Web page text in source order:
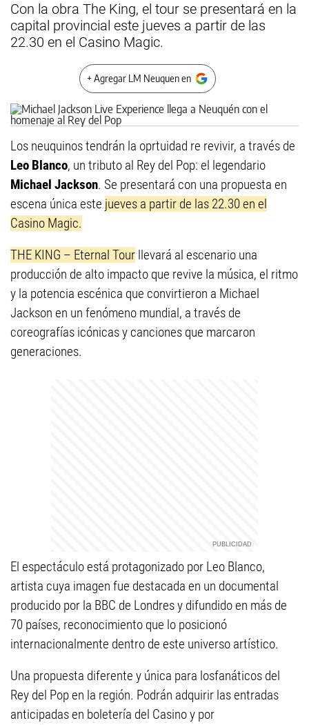
Con la obra The King, el tour se presentará en la
capital provincial este jueves a partir de las
22.30 en el Casino Magic.
+ Agregar LM Neuquen en
Los neuquinos tendrán la oprtuidad re revivir, a través de
Leo Blanco, un tributo al Rey del Pop: el legendario
Michael Jackson. Se presentará con una propuesta en
escena única este jueves a partir de las 22.30 en el
Casino Magic.
THE KING – Eternal Tour llevará al escenario una
producción de alto impacto que revive la música, el ritmo
y la potencia escénica que convirtieron a Michael
Jackson en un fenómeno mundial, a través de
coreografías icónicas y canciones que marcaron
generaciones.
El espectáculo está protagonizado por Leo Blanco,
artista cuya imagen fue destacada en un documental
producido por la BBC de Londres y difundido en más de
70 países, reconocimiento que lo posicionó
internacionalmente dentro de este universo artístico.
Una propuesta diferente y única para losfanáticos del
Rey del Pop en la región. Podrán adquirir las entradas
anticipadas en boletería del Casino y por